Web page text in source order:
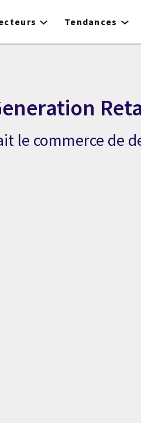
Tendances
le commerce de